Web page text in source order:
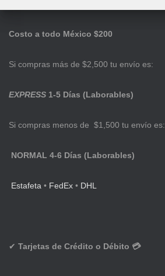
Costo a todo México $200
Si compras más de $2,500 tu envío es:
EXPRESS 1-5 Días (Laborables)
Si compras menos de $1,500 tu envío es:
NORMAL 4-6 Días (Laborables)
Estafeta • FedEx • DHL
✔ Tarjetas de Crédito o Débito 💳